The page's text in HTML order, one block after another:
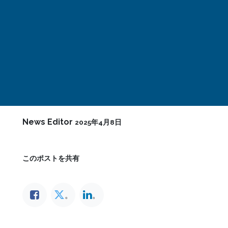
News Editor 2025年4月8日
このポストを共有
。 。